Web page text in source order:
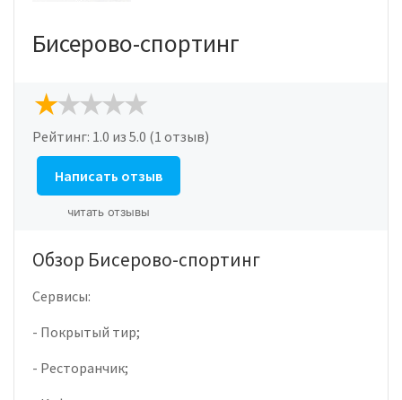
Бисерово-спортинг
Рейтинг: 1.0 из 5.0 (1 отзыв)
Написать отзыв
читать отзывы
Обзор Бисерово-спортинг
Сервисы:
- Покрытый тир;
- Ресторанчик;